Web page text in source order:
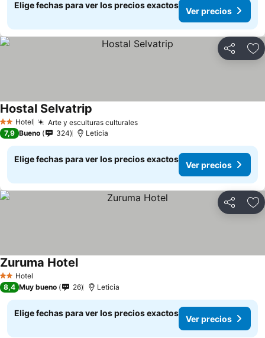
Elige fechas para ver los precios exactos
Ver precios
Compartir
2 Estrellas
Hotel Arte y esculturas culturales
Hostal Selvatrip
7,9 Bueno 324 Leticia
Elige fechas para ver los precios exactos
Ver precios
Compartir
2 Estrellas
Hotel
Zuruma Hotel
8,4 Muy bueno 26 Leticia
Elige fechas para ver los precios exactos
Ver precios